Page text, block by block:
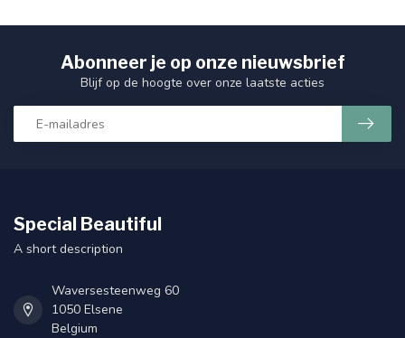
Abonneer je op onze nieuwsbrief
Blijf op de hoogte over onze laatste acties
Special Beautiful
A short description
Waversesteenweg 60
1050 Elsene
Belgium